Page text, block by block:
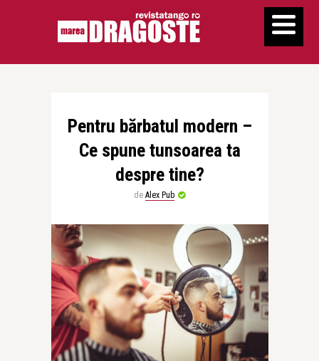
Pentru bărbatul modern –
Ce spune tunsoarea ta
despre tine?
de Alex Pub